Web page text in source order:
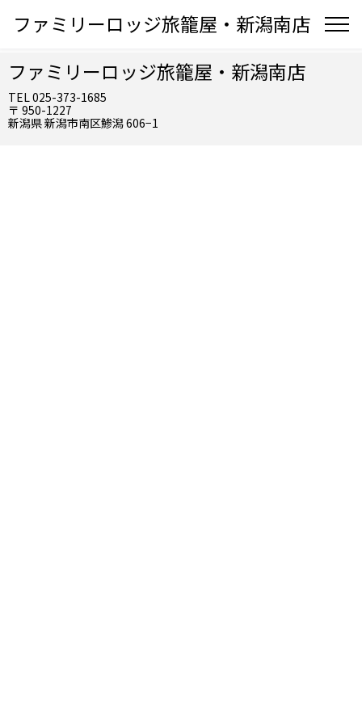
ファミリーロッジ旅籠屋・新潟南店
ファミリーロッジ旅籠屋・新潟南店
TEL 025-373-1685
〒 950-1227
新潟県 新潟市南区鯵潟 606−1